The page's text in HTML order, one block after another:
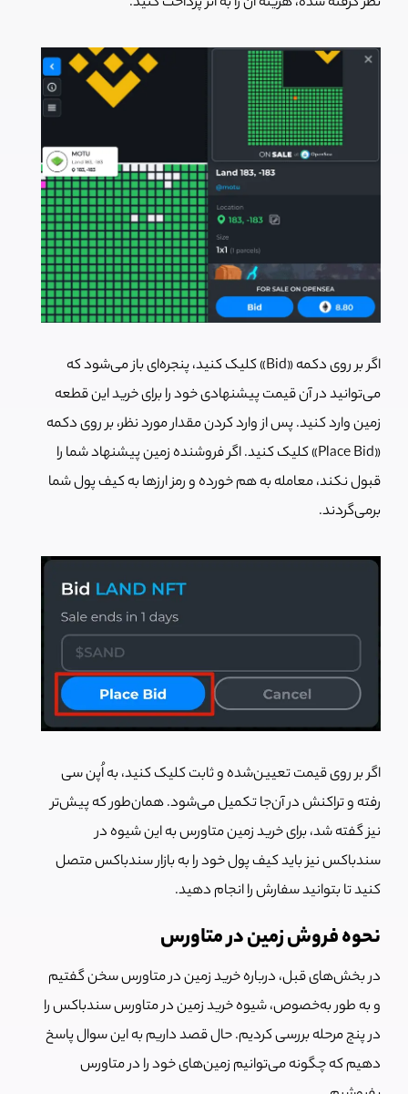
اگر بر روی دکمه «Bid» کلیک کنید، پنجره‌ای باز می‌شود که
می‌توانید در آن قیمت پیشنهادی خود را برای خرید این قطعه
زمین وارد کنید. پس از وارد کردن مقدار مورد نظر، بر روی دکمه
«Place Bid» کلیک کنید. اگر فروشنده زمین پیشنهاد شما را
قبول نکند، معامله به هم خورده و رمز ارزها به کیف پول شما
برمی‌گردند.
اگر بر روی قیمت تعیین‌شده و ثابت کلیک کنید، به اُپن سی
رفته و تراکنش در آن‌جا تکمیل می‌شود. همان‌طور که پیش‌تر
نیز گفته شد، برای خرید زمین متاورس به این شیوه در
سندباکس نیز باید کیف پول خود را به بازار سندباکس متصل
کنید تا بتوانید سفارش را انجام دهید.
نحوه فروش زمین در متاورس
در بخش‌های قبل، درباره خرید زمین در متاورس سخن گفتیم
و به طور به‌خصوص، شیوه خرید زمین در متاورس سندباکس را
در پنج مرحله بررسی کردیم. حال قصد داریم به این سوال پاسخ
دهیم که چگونه می‌توانیم زمین‌های خود را در متاورس